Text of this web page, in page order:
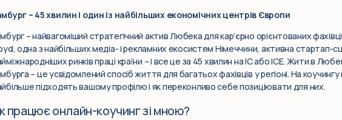
– 45 хвилин і один із найбільших економічних центрів Європи
– найвагоміший стратегічний актив Любека для кар’єрно орієнтованих
одна з найбільших медіа- і рекламних екосистем Німеччини, активна стартап-
ринків праці країни – і все це за 45 хвилин на IC або ICE. Жити в
– це усвідомлений спосіб життя для багатьох фахівців у регіоні. На
підходять вашому профілю і як переконливо себе позиціювати для них.
працює онлайн-коучинг зі мною?